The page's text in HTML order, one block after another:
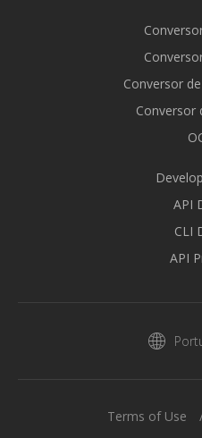
Conversor
Conversor
API
CLI
API
Terms of Use